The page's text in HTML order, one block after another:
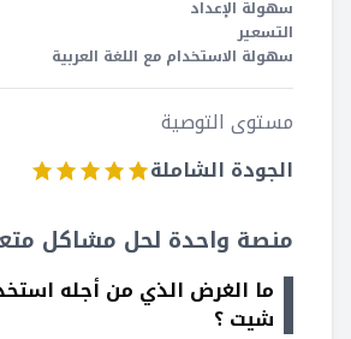
سهولة الإعداد
التسعير
سهولة الاستخدام مع اللغة العربية
مستوى التوصية
الجودة الشاملة
منصة واحدة لحل مشاكل
ما الغرض الذي من أجله
شيت ؟